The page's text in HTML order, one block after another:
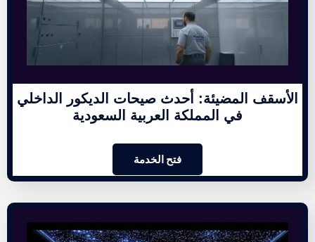
الأسقف المضيئة: أحدث صيحات الديكور الداخلي
في المملكة العربية السعودية
فتح الخدمة